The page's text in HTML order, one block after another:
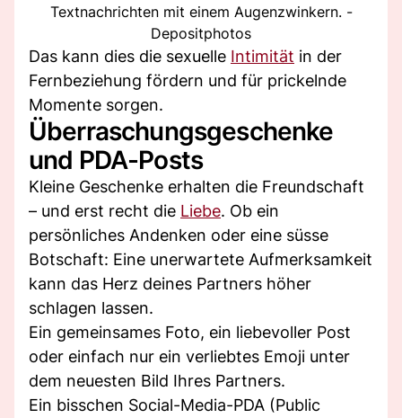
Textnachrichten mit einem Augenzwinkern. -
Depositphotos
Das kann dies die sexuelle Intimität in der
Fernbeziehung fördern und für prickelnde
Momente sorgen.
Überraschungsgeschenke
und PDA-Posts
Kleine Geschenke erhalten die Freundschaft
– und erst recht die Liebe. Ob ein
persönliches Andenken oder eine süsse
Botschaft: Eine unerwartete Aufmerksamkeit
kann das Herz deines Partners höher
schlagen lassen.
Ein gemeinsames Foto, ein liebevoller Post
oder einfach nur ein verliebtes Emoji unter
dem neuesten Bild Ihres Partners.
Ein bisschen Social-Media-PDA (Public